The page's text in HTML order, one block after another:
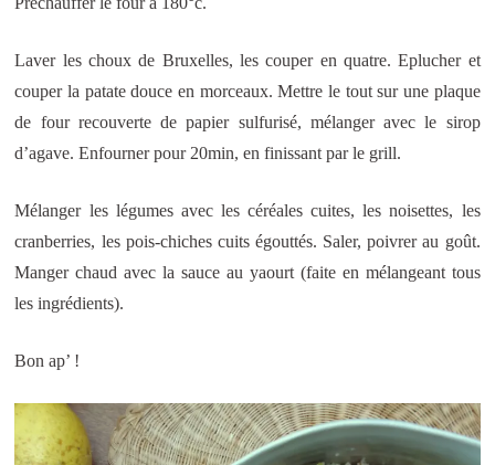
Laver les choux de Bruxelles, les couper en quatre. Eplucher et
couper la patate douce en morceaux. Mettre le tout sur une plaque
de four recouverte de papier sulfurisé, mélanger avec le sirop
d’agave. Enfourner pour 20min, en finissant par le grill.
Mélanger les légumes avec les céréales cuites, les noisettes, les
cranberries, les pois-chiches cuits égouttés. Saler, poivrer au goût.
Manger chaud avec la sauce au yaourt (faite en mélangeant tous
les ingrédients).
Bon ap’ !